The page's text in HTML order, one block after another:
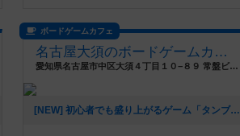
ボードゲームカフェ
名古屋大須のボードゲームカフェ Board Game's
愛知県名古屋市中区大須４丁目１０−８９ 常盤ビル３階
[NEW] 初心者でも盛り上がるゲーム「タンブリンダイス」（2026年07月17日 14時05分）